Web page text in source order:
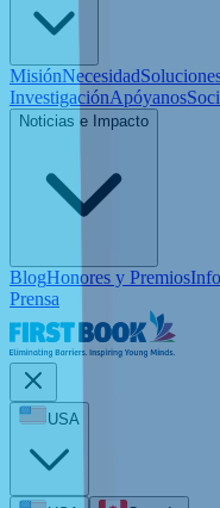
MisiónNecesidad
InvestigaciónApóyanos
Noticias e Impacto
BlogHonores y Premios
Prensa
USA